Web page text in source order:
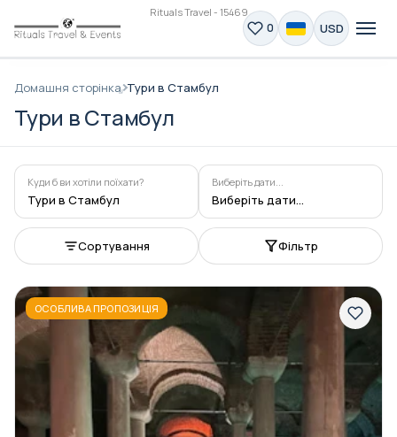
Rituals Travel - 15469
0 USD
Домашня сторінка Тури в Стамбул
Тури в Стамбул
Куди б ви хотіли поїхати?
Тури в Стамбул
Виберіть дати...
Виберіть дати...
Сортування Фільтр
ОСОБЛИВА ПРОПОЗИЦІЯ